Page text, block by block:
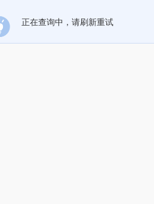
正在查询中，请刷新重试